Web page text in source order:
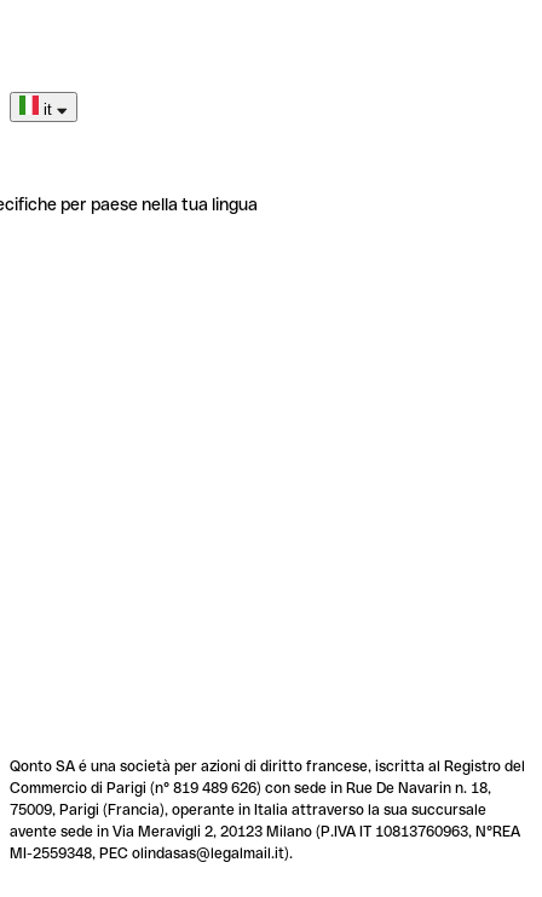
it
per paese nella tua lingua
Qonto SA é una società per azioni di diritto francese, iscritta al Registro del
Commercio di Parigi (n° 819 489 626) con sede in Rue De Navarin n. 18,
75009, Parigi (Francia), operante in Italia attraverso la sua succursale
avente sede in Via Meravigli 2, 20123 Milano (P.IVA IT 10813760963, N°REA
MI-2559348, PEC olindasas@legalmail.it).